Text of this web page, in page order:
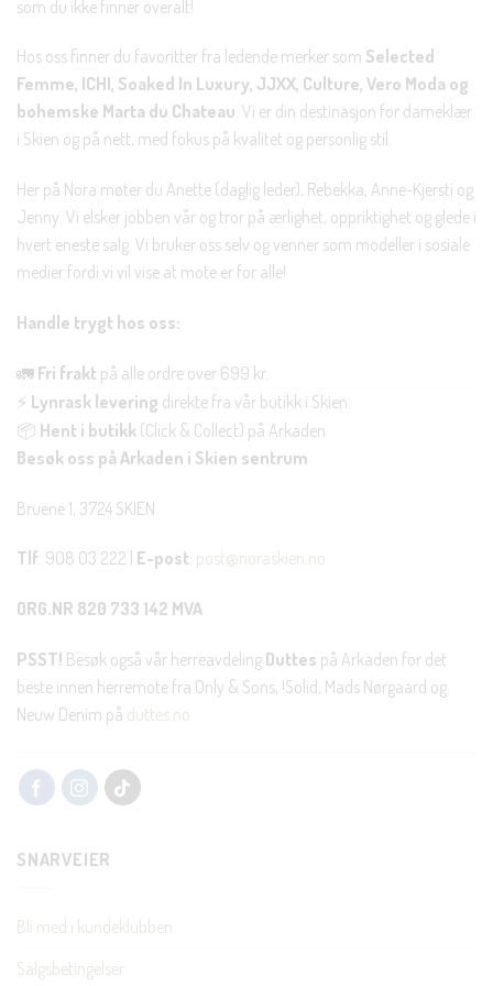
som du ikke finner overalt!
Hos oss finner du favoritter fra ledende merker som Selected
Femme, ICHI, Soaked In Luxury, JJXX, Culture, Vero Moda og
bohemske Marta du Chateau. Vi er din destinasjon for dameklær
i Skien og på nett, med fokus på kvalitet og personlig stil.
Her på Nora møter du Anette (daglig leder), Rebekka, Anne-Kjersti og
Jenny. Vi elsker jobben vår og tror på ærlighet, oppriktighet og glede i
hvert eneste salg. Vi bruker oss selv og venner som modeller i sosiale
medier fordi vi vil vise at mote er for alle!
Handle trygt hos oss:
🚛 Fri frakt på alle ordre over 699 kr.
⚡ Lynrask levering direkte fra vår butikk i Skien.
📦 Hent i butikk (Click & Collect) på Arkaden.
Besøk oss på Arkaden i Skien sentrum
Bruene 1, 3724 SKIEN
Tlf: 908 03 222 | E-post: post@noraskien.no
ORG.NR 820 733 142 MVA
PSST! Besøk også vår herreavdeling Duttes på Arkaden for det
beste innen herremote fra Only & Sons, !Solid, Mads Nørgaard og
Neuw Denim på duttes.no
SNARVEIER
Bli med i kundeklubben
Salgsbetingelser